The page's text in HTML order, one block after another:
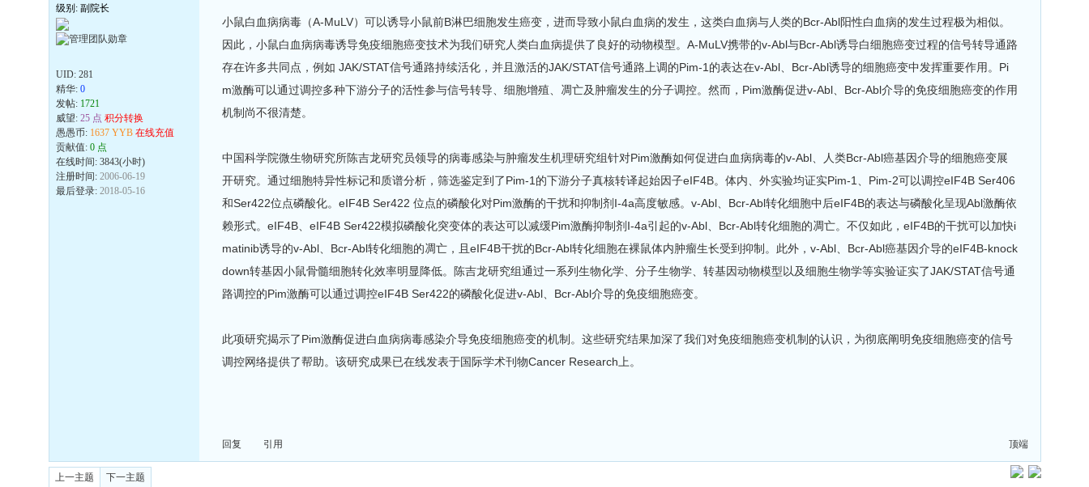
级别: 副院长
UID: 281
精华: 0
发帖: 1721
威望: 25 点 积分转换
愚愚币: 1637 YYB 在线充值
贡献值: 0 点
在线时间: 3843(小时)
注册时间: 2006-06-19
最后登录: 2018-05-16
小鼠白血病病毒（A-MuLV）可以诱导小鼠前B淋巴细胞发生癌变，进而导致小鼠白血病的发生，这类白血病与人类的Bcr-Abl阳性白血病的发生过程极为相似。
因此，小鼠白血病病毒诱导免疫细胞癌变技术为我们研究人类白血病提供了良好的动物模型。A-MuLV携带的v-Abl与Bcr-Abl诱导白细胞癌变过程的信号转导通路
存在许多共同点，例如 JAK/STAT信号通路持续活化，并且激活的JAK/STAT信号通路上调的Pim-1的表达在v-Abl、Bcr-Abl诱导的细胞癌变中发挥重要作用。Pi
m激酶可以通过调控多种下游分子的活性参与信号转导、细胞增殖、凋亡及肿瘤发生的分子调控。然而，Pim激酶促进v-Abl、Bcr-Abl介导的免疫细胞癌变的作用
机制尚不很清楚。
中国科学院微生物研究所陈吉龙研究员领导的病毒感染与肿瘤发生机理研究组针对Pim激酶如何促进白血病病毒的v-Abl、人类Bcr-Abl癌基因介导的细胞癌变展
开研究。通过细胞特异性标记和质谱分析，筛选鉴定到了Pim-1的下游分子真核转译起始因子eIF4B。体内、外实验均证实Pim-1、Pim-2可以调控eIF4B Ser406
和Ser422位点磷酸化。eIF4B Ser422 位点的磷酸化对Pim激酶的干扰和抑制剂I-4a高度敏感。v-Abl、Bcr-Abl转化细胞中后eIF4B的表达与磷酸化呈现Abl激酶依
赖形式。eIF4B、eIF4B Ser422模拟磷酸化突变体的表达可以减缓Pim激酶抑制剂I-4a引起的v-Abl、Bcr-Abl转化细胞的凋亡。不仅如此，eIF4B的干扰可以加快i
matinib诱导的v-Abl、Bcr-Abl转化细胞的凋亡，且eIF4B干扰的Bcr-Abl转化细胞在裸鼠体内肿瘤生长受到抑制。此外，v-Abl、Bcr-Abl癌基因介导的eIF4B-knock
down转基因小鼠骨髓细胞转化效率明显降低。陈吉龙研究组通过一系列生物化学、分子生物学、转基因动物模型以及细胞生物学等实验证实了JAK/STAT信号通
路调控的Pim激酶可以通过调控eIF4B Ser422的磷酸化促进v-Abl、Bcr-Abl介导的免疫细胞癌变。
此项研究揭示了Pim激酶促进白血病病毒感染介导免疫细胞癌变的机制。这些研究结果加深了我们对免疫细胞癌变机制的认识，为彻底阐明免疫细胞癌变的信号
调控网络提供了帮助。该研究成果已在线发表于国际学术刊物Cancer Research上。
顶端
回复 引用
上一主题 下一主题